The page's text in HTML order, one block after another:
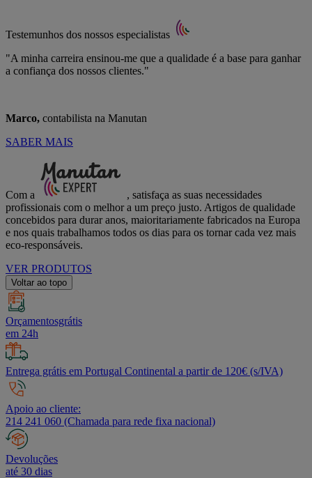
Testemunhos dos nossos especialistas
"A minha carreira ensinou-me que a qualidade é a base para ganhar
a confiança dos nossos clientes."
Marco, contabilista na Manutan
SABER MAIS
Com a
, satisfaça as suas necessidades
profissionais com o melhor a um preço justo. Artigos de qualidade
concebidos para durar anos, maioritariamente fabricados na Europa
e nos quais trabalhamos todos os dias para os tornar cada vez mais
eco-responsáveis.
VER PRODUTOS
Voltar ao topo
Orçamentosgrátis
em 24h
Entrega grátis em Portugal Continental a partir de 120€ (s/IVA)
Apoio ao cliente:
214 241 060 (Chamada para rede fixa nacional)
Devoluções
até 30 dias